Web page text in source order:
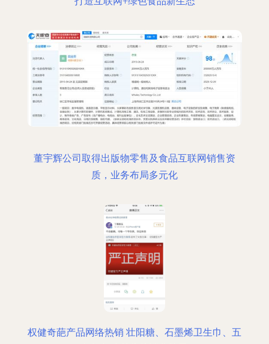
董宇辉公司取得出版物零售及食品互联网销售资
质，业务布局多元化
权健奇葩产品网络热销 壮阳糖、石墨烯卫生巾、五